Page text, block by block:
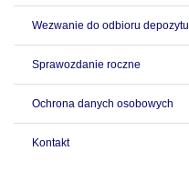
Wezwanie do odbioru depozytu
Sprawozdanie roczne
Ochrona danych osobowych
Kontakt